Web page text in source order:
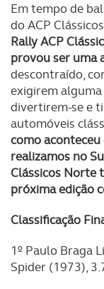
Consulte a
Em tempo de
do ACP
Rally ACP
provou ser uma
descontraído,
exigirem
divertirem-se e
automóveis
como
realizamos no
Clássicos Norte
próxima edição
Classificação
1º Paulo Braga
Spider (1973),